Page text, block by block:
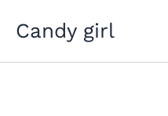
Candy girl